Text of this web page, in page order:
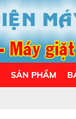
SẢN PHẨM